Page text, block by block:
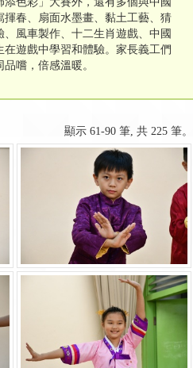
春、扇面水墨畫、黏土工藝、猜
風車製作、十二生肖遊戲、中國
遊戲中學習和體驗。家長義工們
嚐，倍感溫暖。
顯示 61-90 筆, 共 225 筆。